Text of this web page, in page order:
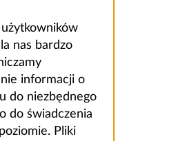
nas bardzo
informacji o
do niezbędnego
do świadczenia
Pliki